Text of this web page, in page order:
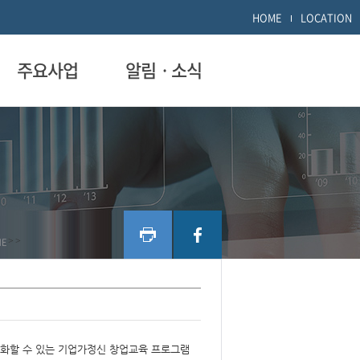
HOME LOCATION
주요사업 알림ㆍ소식
> >
할 수 있는 기업가정신 창업교육 프로그램